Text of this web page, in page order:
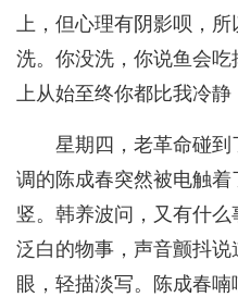
上，但心理有阴影呗，
洗。你没洗，你说鱼会
上从始至终你都比我冷静
星期四，老革命碰
调的陈成春突然被电触着
竖。韩养波问，又有什
泛白的物事，声音颤抖
眼，轻描淡写。陈成春